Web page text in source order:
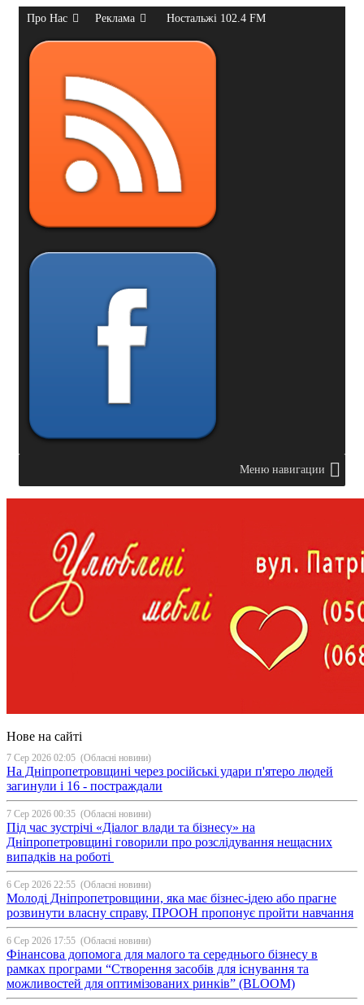
Про Нас Реклама Ностальжі 102.4 FM
Меню навигации
Нове на сайті
7 Сер 2026 02:05 (Обласні новини)
На Дніпропетровщині через російські удари п'ятеро людей
загинули і 16 - постраждали
7 Сер 2026 00:35 (Обласні новини)
Під час зустрічі «Діалог влади та бізнесу» на
Дніпропетровщині говорили про розслідування нещасних
випадків на роботі
6 Сер 2026 22:55 (Обласні новини)
Молоді Дніпропетровщини, яка має бізнес-ідею або прагне
розвинути власну справу, ПРООН пропонує пройти навчання
6 Сер 2026 17:55 (Обласні новини)
Фінансова допомога для малого та середнього бізнесу в
рамках програми “Створення засобів для існування та
можливостей для оптимізованих ринків” (BLOOM)